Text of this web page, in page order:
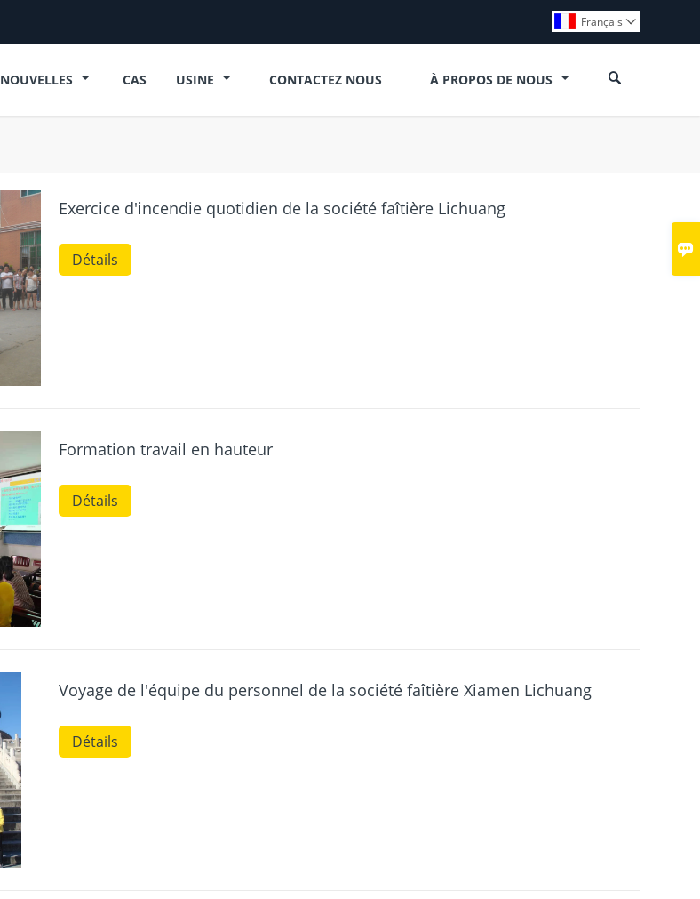

Français 
NOUVELLES CAS USINE CONTACTEZ NOUS À PROPOS DE NOUS 
Exercice d'incendie quotidien de la société faîtière Lichuang
Détails
Formation travail en hauteur
Détails
Voyage de l'équipe du personnel de la société faîtière Xiamen Lichuang
Détails